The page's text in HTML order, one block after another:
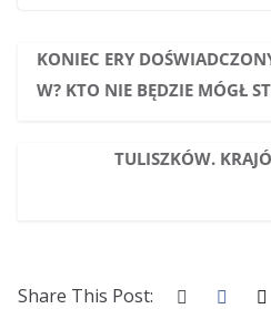
KONIEC ERY
W? KTO NIE BĘDZIE MÓGŁ
TULISZKÓW.
Share This Post: